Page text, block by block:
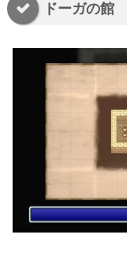
ドーガの館